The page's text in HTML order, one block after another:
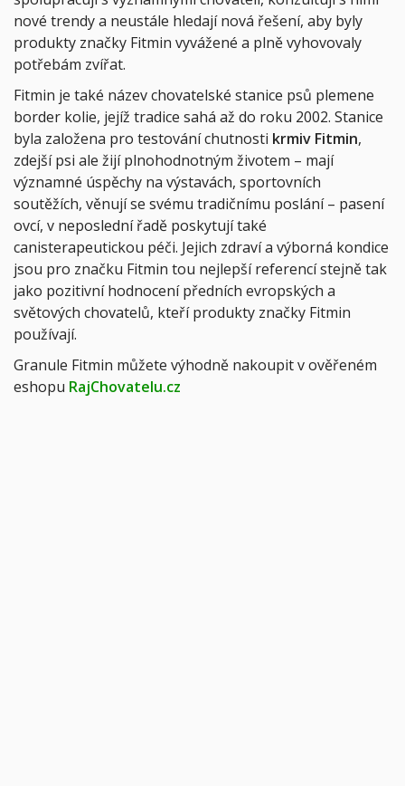
nové trendy a neustále hledají nová řešení, aby byly
produkty značky Fitmin vyvážené a plně vyhovovaly
potřebám zvířat.
Fitmin je také název chovatelské stanice psů plemene
border kolie, jejíž tradice sahá až do roku 2002. Stanice
byla založena pro testování chutnosti krmiv Fitmin,
zdejší psi ale žijí plnohodnotným životem – mají
významné úspěchy na výstavách, sportovních
soutěžích, věnují se svému tradičnímu poslání – pasení
ovcí, v neposlední řadě poskytují také
canisterapeutickou péči. Jejich zdraví a výborná kondice
jsou pro značku Fitmin tou nejlepší referencí stejně tak
jako pozitivní hodnocení předních evropských a
světových chovatelů, kteří produkty značky Fitmin
používají.
Granule Fitmin můžete výhodně nakoupit v ověřeném
eshopu RajChovatelu.cz